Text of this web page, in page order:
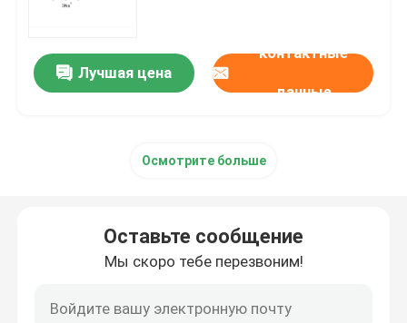
Лучшая цена
контактные
данные
Осмотрите больше
Оставьте сообщение
Мы скоро тебе перезвоним!